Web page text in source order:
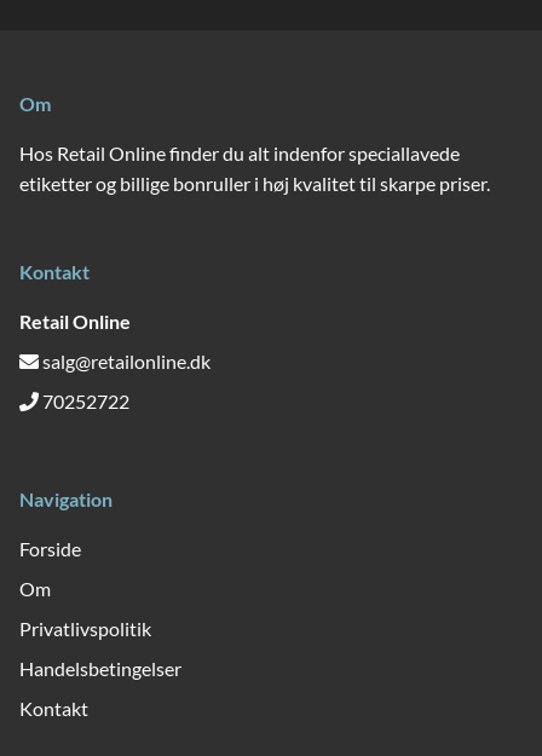
Om
Hos Retail Online finder du alt indenfor speciallavede
etiketter og billige bonruller i høj kvalitet til skarpe priser.
Kontakt
Retail Online
salg@retailonline.dk
70252722
Navigation
Forside
Om
Privatlivspolitik
Handelsbetingelser
Kontakt